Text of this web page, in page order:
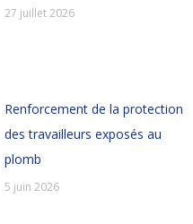
27 juillet 2026
Renforcement de la protection
des travailleurs exposés au
plomb
5 juin 2026